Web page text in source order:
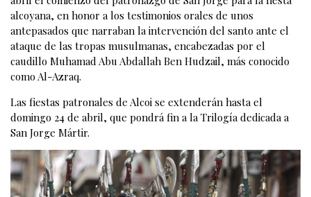
alcoyana, en honor a los testimonios orales de unos
antepasados que narraban la intervención del santo ante el
ataque de las tropas musulmanas, encabezadas por el
caudillo Muhamad Abu Abdallah Ben Hudzail, más conocido
como Al-Azraq.
Las fiestas patronales de Alcoi se extenderán hasta el
domingo 24 de abril, que pondrá fin a la Trilogía dedicada a
San Jorge Mártir.